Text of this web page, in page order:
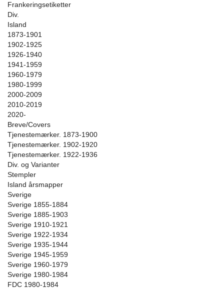
Frankeringsetiketter
Div.
Island
1873-1901
1902-1925
1926-1940
1941-1959
1960-1979
1980-1999
2000-2009
2010-2019
2020-
Breve/Covers
Tjenestemærker. 1873-1900
Tjenestemærker. 1902-1920
Tjenestemærker. 1922-1936
Div. og Varianter
Stempler
Island årsmapper
Sverige
Sverige 1855-1884
Sverige 1885-1903
Sverige 1910-1921
Sverige 1922-1934
Sverige 1935-1944
Sverige 1945-1959
Sverige 1960-1979
Sverige 1980-1984
FDC 1980-1984